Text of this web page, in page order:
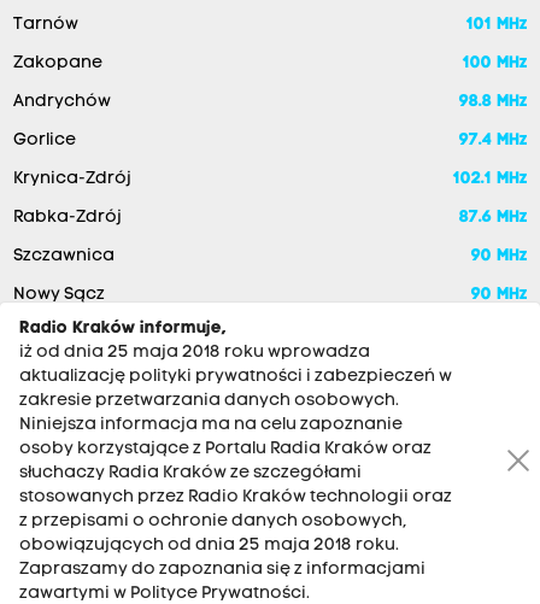
Tarnów 101 MHz
Zakopane 100 MHz
Andrychów 98.8 MHz
Gorlice 97.4 MHz
Krynica-Zdrój 102.1 MHz
Rabka-Zdrój 87.6 MHz
Szczawnica 90 MHz
Nowy Sącz 90 MHz
RADIO KRAKÓW SA. Aleja Juliusza Słowackiego 22, 30-007
Kraków
Antena: 12 200 33 33
Radio Kraków informuje,
iż od dnia 25 maja 2018 roku wprowadza
aktualizację polityki prywatności i zabezpieczeń w
zakresie przetwarzania danych osobowych.
Niniejsza informacja ma na celu zapoznanie
osoby korzystające z Portalu Radia Kraków oraz
słuchaczy Radia Kraków ze szczegółami
stosowanych przez Radio Kraków technologii oraz
z przepisami o ochronie danych osobowych,
obowiązujących od dnia 25 maja 2018 roku.
Zapraszamy do zapoznania się z informacjami
zawartymi w Polityce Prywatności.